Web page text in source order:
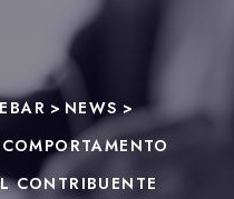
> NEWS >
CONTRIBUENTE